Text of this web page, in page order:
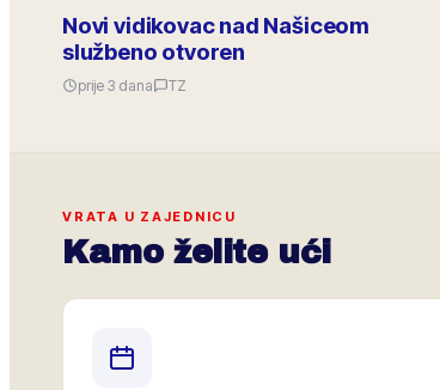
Novi vidikovac nad Našiceom
službeno otvoren
prije 3 dana TZ
VRATA U ZAJEDNICU
Kamo želite ući